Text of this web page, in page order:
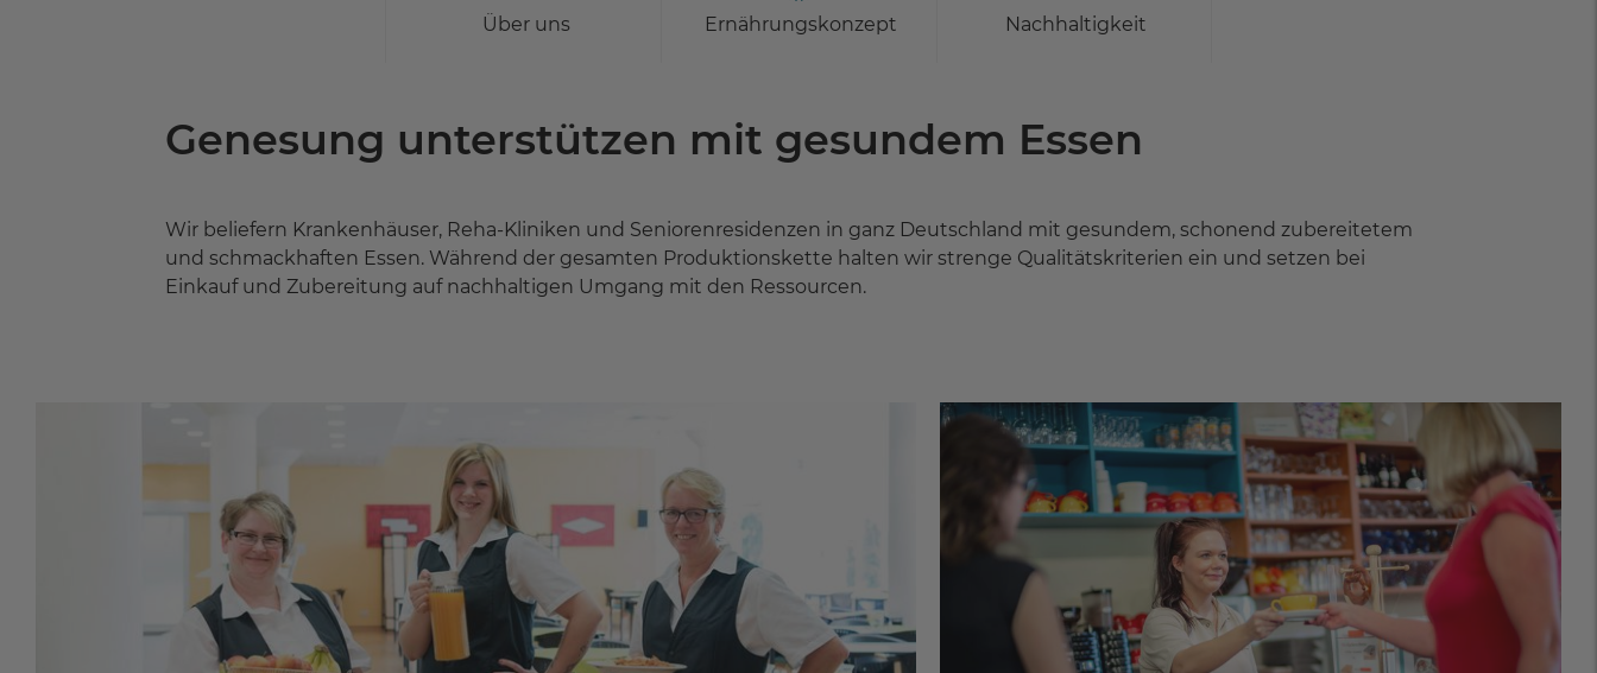
Über uns Ernährungskonzept Nachhaltigkeit
Genesung unterstützen mit gesundem Essen
Wir beliefern Krankenhäuser, Reha-Kliniken und Seniorenresidenzen in ganz Deutschland mit gesundem, schonend zubereitetem
und schmackhaften Essen. Während der gesamten Produktionskette halten wir strenge Qualitätskriterien ein und setzen bei
Einkauf und Zubereitung auf nachhaltigen Umgang mit den Ressourcen.